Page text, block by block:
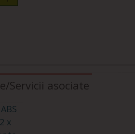
Servicii asociate